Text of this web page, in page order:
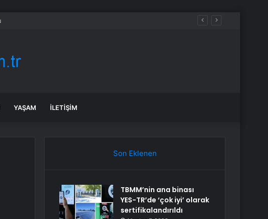
YAŞAM İLETIŞIM
Son Eklenen
TBMM’nin ana binası
YES-TR’de ‘çok iyi’ olarak
sertifikalandırıldı